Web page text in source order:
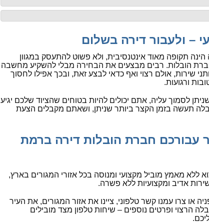
– ולעבור דירה בשלום
תקופה מאוד אינטנסיבית, ולא פשוט להתעסק במגוון
הובלות. רבים מבצעים את הבחירה מבלי להשקיע מחשבה
שירות, אולם רצוי ואף כדאי לבצע זאת, ובכך אפילו לחסוך
ורגועות.
לסמוך עליה, אתם יכולים להיות בטוחים שהציוד שלכם יגיע
תעשה בזמן הקצר ביותר שניתן, ושאתם מקבלים הצעת
עבורכם חברת הובלות דירה ברמת
ללא מאמץ מוביל מקצועי ומנוסה בכל אזורי המגורים בארץ,
אדיב ומקצועיות ללא פשרה.
או צרו עמנו קשר טלפוני, ציינו את אזור המגורים, את העיר
הרצוי ופרטים נוספים – שיחות טלפון מצד מובילים